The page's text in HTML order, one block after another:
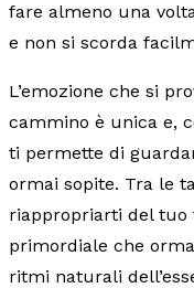
fare almeno una
e non si scorda
L’emozione che si
cammino è unica e,
ti permette di
ormai sopite. Tra le
riappropriarti del
primordiale che
ritmi naturali